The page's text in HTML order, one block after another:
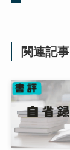
関連記事